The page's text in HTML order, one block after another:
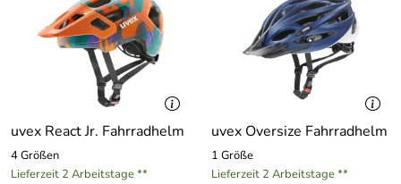
uvex React Jr. Fahrradhelm
4 Größen
Lieferzeit 2 Arbeitstage **
uvex Oversize Fahrradhelm
1 Größe
Lieferzeit 2 Arbeitstage **